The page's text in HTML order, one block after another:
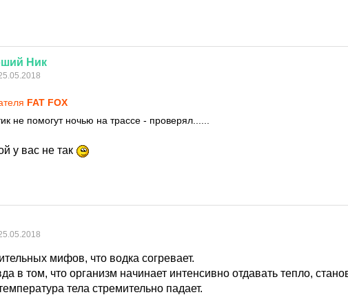
Ник
FAT FOX
не помогут ночью на трассе - проверял......
у вас не так
мифов, что водка согревает.
в том, что организм начинает интенсивно отдавать тепло,
тела стремительно падает.